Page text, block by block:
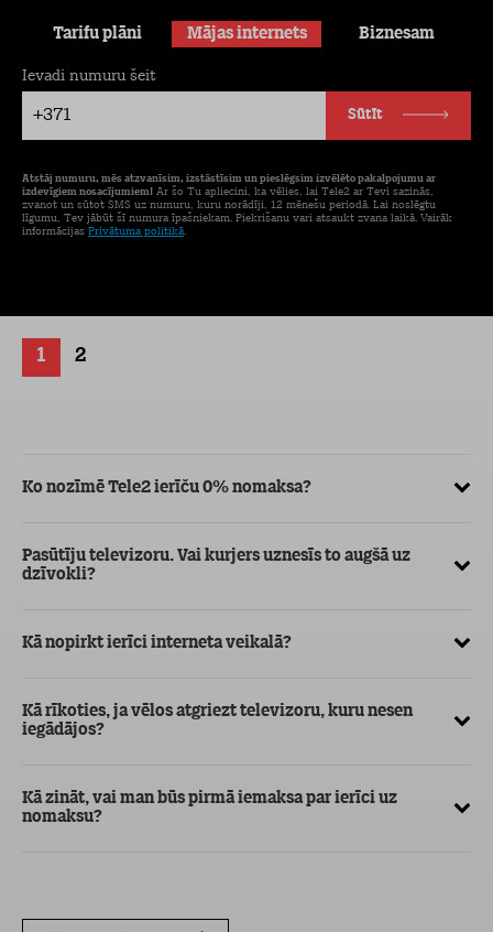
Tarifu plāni Mājas internets Biznesam
+371
Ievadi numuru šeit
Sūtīt
Atstāj numuru, mēs atzvanīsim, izstāstīsim un pieslēgsim izvēlēto pakalpojumu ar
izdevīgiem nosacījumiem! Ar šo Tu apliecini, ka vēlies, lai Tele2 ar Tevi sazinās,
zvanot un sūtot SMS uz numuru, kuru norādīji, 12 mēnešu periodā. Lai noslēgtu
līgumu, Tev jābūt šī numura īpašniekam. Piekrišanu vari atsaukt zvana laikā. Vairāk
informācijas Privātuma politikā.
1 2
Ko nozīmē Tele2 ierīču 0% nomaksa?
Pasūtīju televizoru. Vai kurjers uznesīs to augšā uz
dzīvokli?
Kā nopirkt ierīci interneta veikalā?
Kā rīkoties, ja vēlos atgriezt televizoru, kuru nesen
iegādājos?
Kā zināt, vai man būs pirmā iemaksa par ierīci uz
nomaksu?